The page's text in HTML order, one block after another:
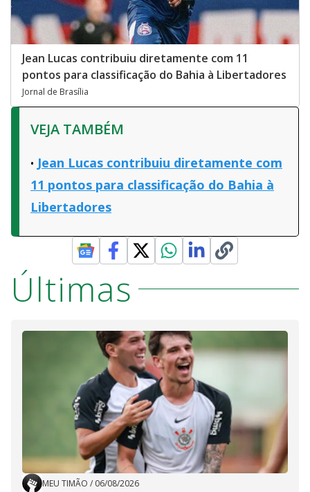
Jean Lucas contribuiu diretamente com 11
pontos para classificação do Bahia à Libertadores
Jornal de Brasília
VEJA TAMBÉM
Jean Lucas contribuiu diretamente com
11 pontos para classificação do Bahia à
Libertadores
Últimas
MEU TIMÃO / 06/08/2026